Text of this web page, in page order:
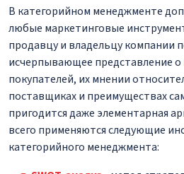
В категорийном менеджменте
любые маркетинговые
продавцу и владельцу компании
исчерпывающее представление о
покупателей, их мнении
поставщиках и преимуществах
пригодится даже элементарная
всего применяются следующие
категорийного менеджмента: